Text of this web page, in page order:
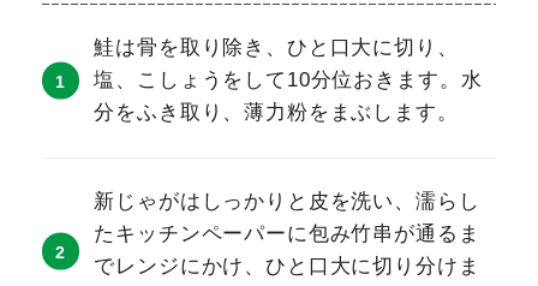
鮭は骨を取り除き、ひと口大に切り、
塩、こしょうをして10分位おきます。水
分をふき取り、薄力粉をまぶします。
新じゃがはしっかりと皮を洗い、濡らし
たキッチンペーパーに包み竹串が通るま
でレンジにかけ、ひと口大に切り分けま